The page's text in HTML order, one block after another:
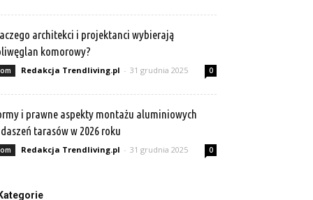
architekci i projektanci wybierają
komorowy?
Redakcja Trendliving.pl - 31 grudnia 2025 0
i prawne aspekty montażu aluminiowych
tarasów w 2026 roku
Redakcja Trendliving.pl - 31 grudnia 2025 0
Kategorie